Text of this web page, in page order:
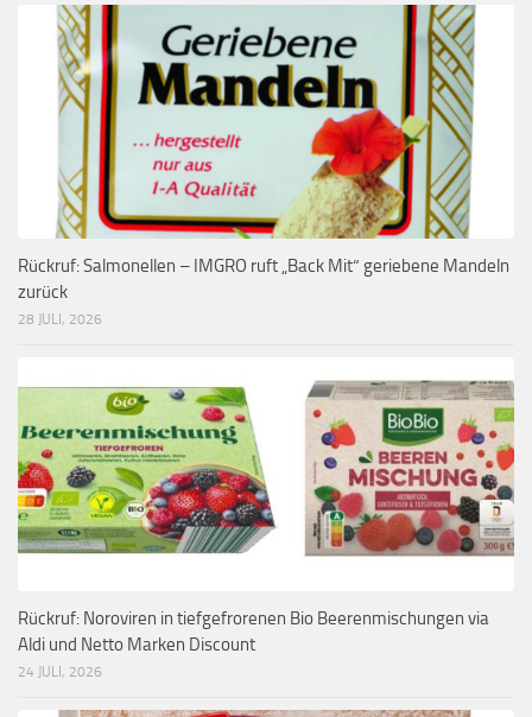
Rückruf: Salmonellen – IMGRO ruft „Back Mit“ geriebene Mandeln
zurück
28 JULI, 2026
Rückruf: Noroviren in tiefgefrorenen Bio Beerenmischungen via
Aldi und Netto Marken Discount
24 JULI, 2026